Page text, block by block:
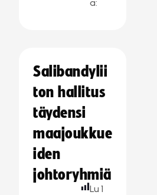
a:
Salibandylii
ton hallitus
täydensi
maajoukkue
iden
johtoryhmiä
Lu 1